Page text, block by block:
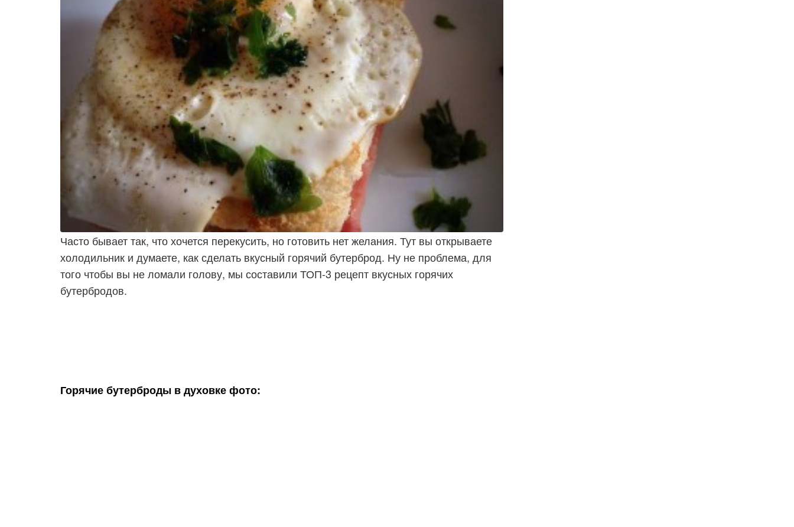
Часто бывает так, что хочется перекусить, но готовить нет желания. Тут вы открываете
холодильник и думаете, как сделать вкусный горячий бутерброд. Ну не проблема, для
того чтобы вы не ломали голову, мы составили ТОП-3 рецепт вкусных горячих
бутербродов.
Горячие бутерброды в духовке фото: